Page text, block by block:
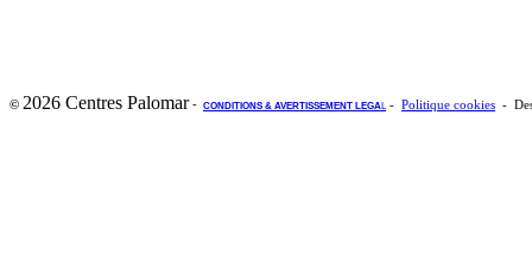
© 2026 Centres Palomar- CONDITIONS & AVERTISSEMENT LEGAL - Politique cookies -